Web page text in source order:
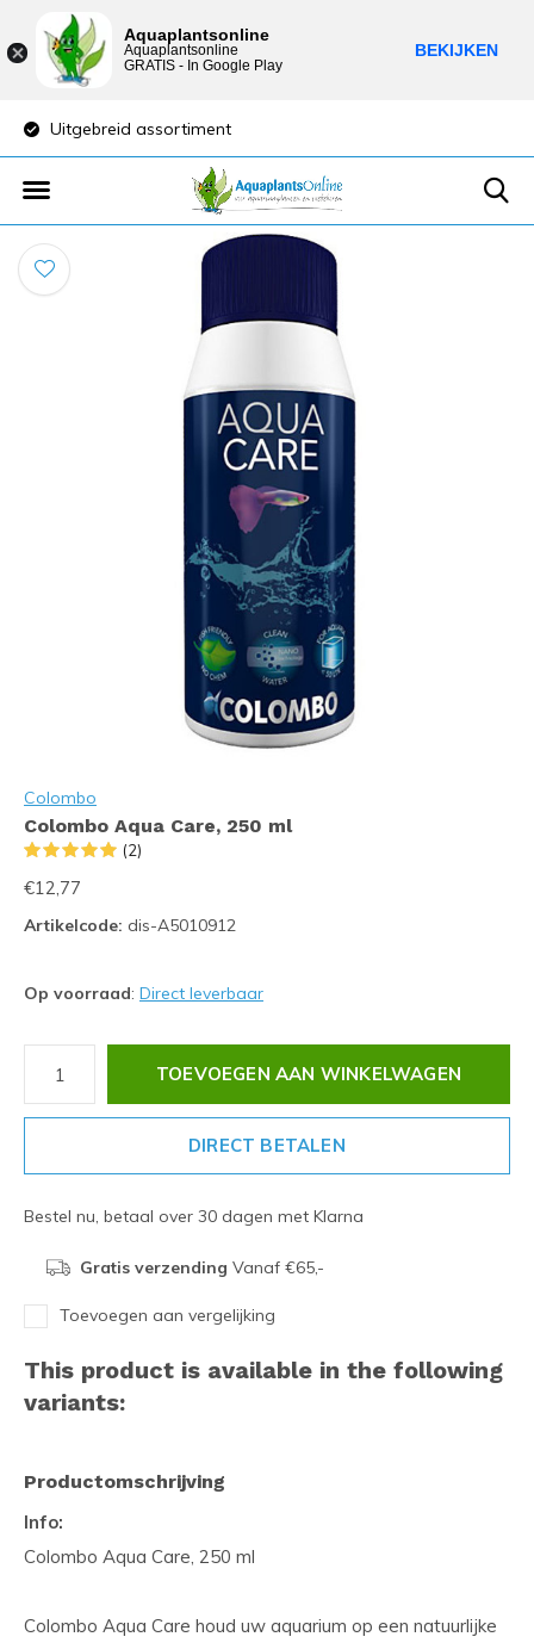
Uitgebreid assortiment
Colombo
Colombo Aqua Care, 250 ml
(2)
€12,77
Artikelcode: dis-A5010912
Op voorraad: Direct leverbaar
TOEVOEGEN AAN WINKELWAGEN
DIRECT BETALEN
Bestel nu, betaal over 30 dagen met Klarna
Gratis verzending Vanaf €65,-
Toevoegen aan vergelijking
This product is available in the following
variants:
Productomschrijving
Info:
Colombo Aqua Care, 250 ml
Colombo Aqua Care houd uw aquarium op een natuurlijke
Aquaplantsonline
Aquaplantsonline
GRATIS - In Google Play
BEKIJKEN